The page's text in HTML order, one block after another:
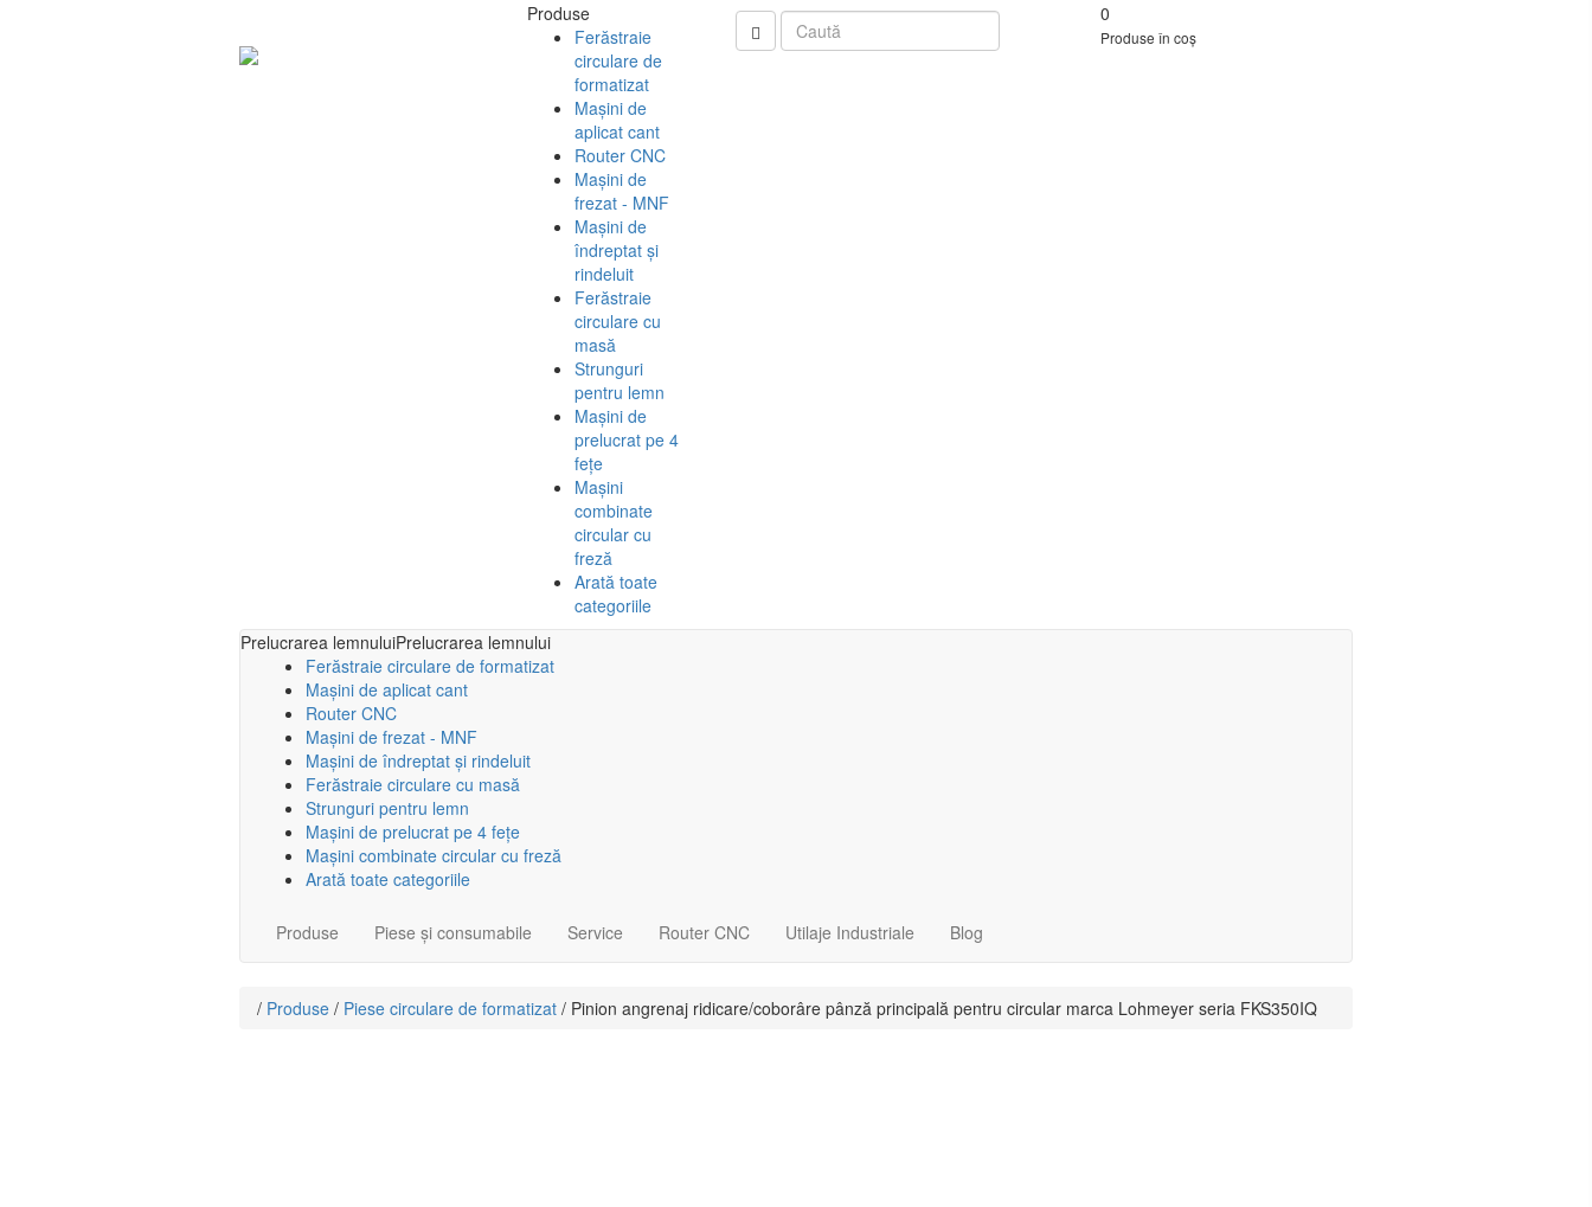
Produse
Ferăstraie
circulare de
formatizat
Mașini de
aplicat cant
Router CNC
Mașini de
frezat - MNF
Mașini de
îndreptat și
rindeluit
Ferăstraie
circulare cu
masă
Strunguri
pentru lemn
Mașini de
prelucrat pe 4
fețe
Mașini
combinate
circular cu
freză
Arată toate
categoriile
0
Produse în coș
Prelucrarea lemnuluiPrelucrarea lemnului
Ferăstraie circulare de formatizat
Mașini de aplicat cant
Router CNC
Mașini de frezat - MNF
Mașini de îndreptat și rindeluit
Ferăstraie circulare cu masă
Strunguri pentru lemn
Mașini de prelucrat pe 4 fețe
Mașini combinate circular cu freză
Arată toate categoriile
Produse Piese și consumabile Service Router CNC Utilaje Industriale Blog
/ Produse / Piese circulare de formatizat / Pinion angrenaj ridicare/coborâre pânză principală pentru circular marca Lohmeyer seria FKS350IQ